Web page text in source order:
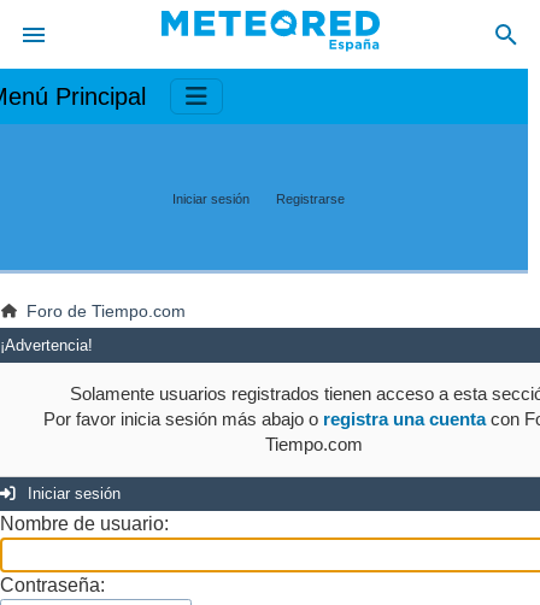
Principal
Iniciar sesión Registrarse
Foro de Tiempo.com
¡Advertencia!
Solamente usuarios registrados tienen acceso a esta
Por favor inicia sesión más abajo o registra una cuentacon
Tiempo.com
Iniciar sesión
Nombre de usuario:
Contraseña: